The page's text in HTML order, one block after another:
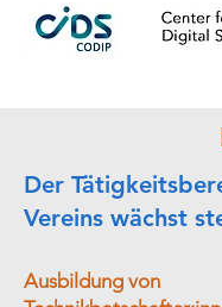
Der
Vereins wächst
Ausbildung von